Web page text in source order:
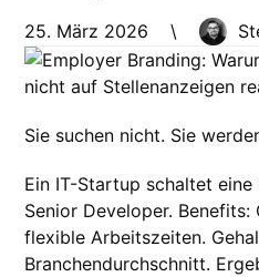
25. März 2026 \
Sie suchen nicht. Sie
Ein IT-Startup schaltet
Senior Developer.
flexible Arbeitszeiten.
Branchendurchschnitt.